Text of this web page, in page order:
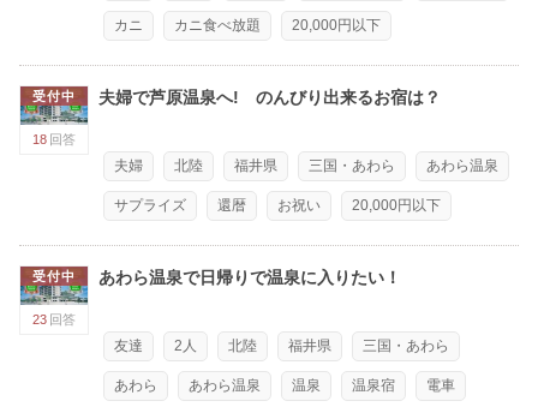
カニ カニ食べ放題 20,000円以下
受付中
18 回答
夫婦で芦原温泉へ! のんびり出来るお宿は？
夫婦 北陸 福井県 三国・あわら あわら温泉
サプライズ 還暦 お祝い 20,000円以下
受付中
23 回答
あわら温泉で日帰りで温泉に入りたい！
友達 2人 北陸 福井県 三国・あわら
あわら あわら温泉 温泉 温泉宿 電車